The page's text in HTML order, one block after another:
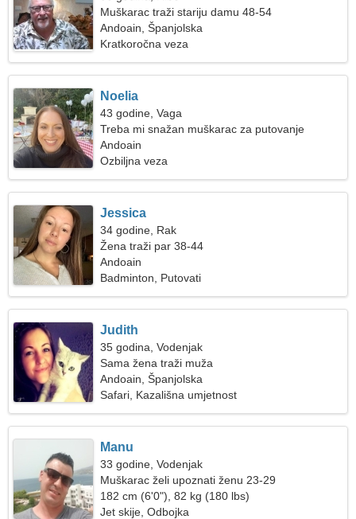
Muškarac traži stariju damu 48-54
Andoain, Španjolska
Kratkoročna veza
Noelia
43 godine, Vaga
Treba mi snažan muškarac za putovanje
Andoain
Ozbiljna veza
Jessica
34 godine, Rak
Žena traži par 38-44
Andoain
Badminton, Putovati
Judith
35 godina, Vodenjak
Sama žena traži muža
Andoain, Španjolska
Safari, Kazališna umjetnost
Manu
33 godine, Vodenjak
Muškarac želi upoznati ženu 23-29
182 cm (6'0"), 82 kg (180 lbs)
Jet skije, Odbojka